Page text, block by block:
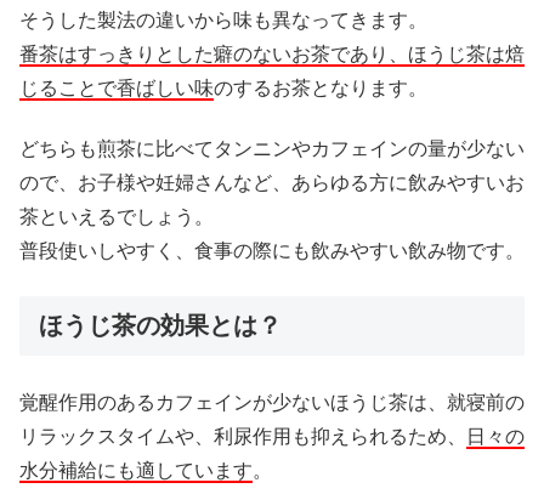
そうした製法の違いから味も異なってきます。
番茶はすっきりとした癖のないお茶であり、ほうじ茶は焙
じることで香ばしい味のするお茶となります。
どちらも煎茶に比べてタンニンやカフェインの量が少ない
ので、お子様や妊婦さんなど、あらゆる方に飲みやすいお
茶といえるでしょう。
普段使いしやすく、食事の際にも飲みやすい飲み物です。
ほうじ茶の効果とは？
覚醒作用のあるカフェインが少ないほうじ茶は、就寝前の
リラックスタイムや、利尿作用も抑えられるため、
日々の
水分補給にも適しています。